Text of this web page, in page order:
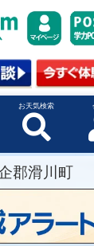
お天気検索
郡滑川町